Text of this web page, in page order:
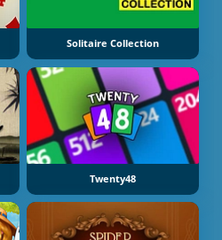
Solitaire Collection
Twenty48